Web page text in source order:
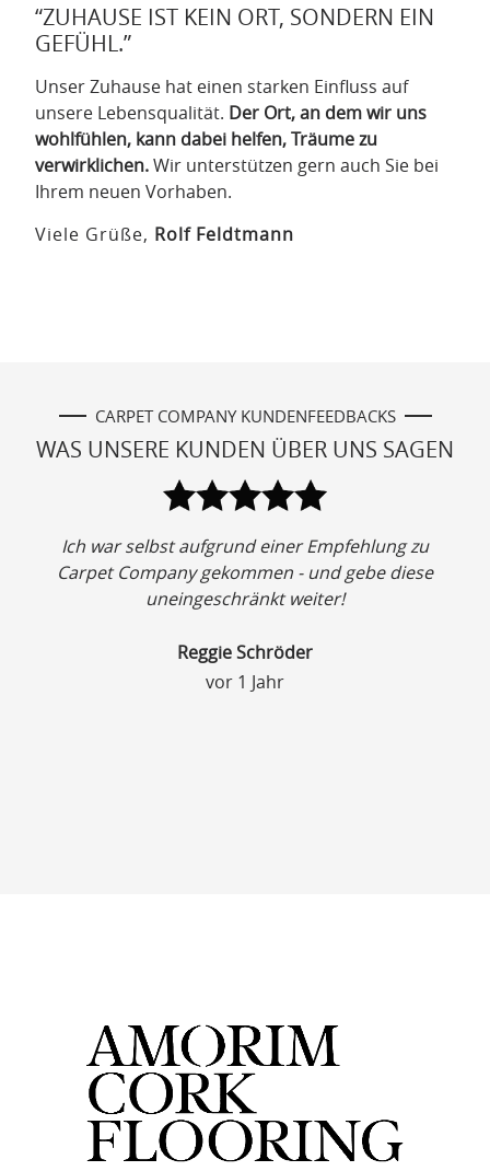
“ZUHAUSE IST KEIN ORT, SONDERN EIN
GEFÜHL.”
Unser Zuhause hat einen starken Einfluss auf
unsere Lebensqualität. Der Ort, an dem wir uns
wohlfühlen, kann dabei helfen, Träume zu
verwirklichen.Wir unterstützen gern auch Sie bei
Ihrem neuen Vorhaben.
Viele Grüße, Rolf Feldtmann
CARPET COMPANY KUNDENFEEDBACKS
WAS UNSERE KUNDEN ÜBER UNS SAGEN
Ich war selbst aufgrund einer Empfehlung zu
Carpet Company gekommen - und gebe diese
uneingeschränkt weiter!
Reggie Schröder
vor 1 Jahr